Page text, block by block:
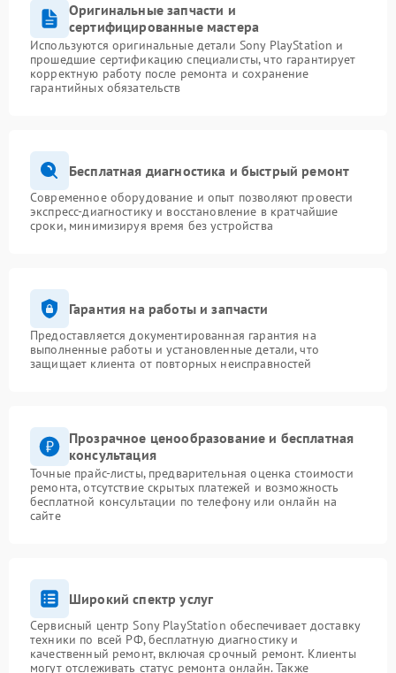
Оригинальные запчасти и
сертифицированные мастера
Используются оригинальные детали Sony PlayStation и
прошедшие сертификацию специалисты, что гарантирует
корректную работу после ремонта и сохранение
гарантийных обязательств
Бесплатная диагностика и быстрый ремонт
Современное оборудование и опыт позволяют провести
экспресс-диагностику и восстановление в кратчайшие
сроки, минимизируя время без устройства
Гарантия на работы и запчасти
Предоставляется документированная гарантия на
выполненные работы и установленные детали, что
защищает клиента от повторных неисправностей
Прозрачное ценообразование и бесплатная
консультация
Точные прайс-листы, предварительная оценка стоимости
ремонта, отсутствие скрытых платежей и возможность
бесплатной консультации по телефону или онлайн на
сайте
Широкий спектр услуг
Сервисный центр Sony PlayStation обеспечивает доставку
техники по всей РФ, бесплатную диагностику и
качественный ремонт, включая срочный ремонт. Клиенты
могут отслеживать статус ремонта онлайн. Также